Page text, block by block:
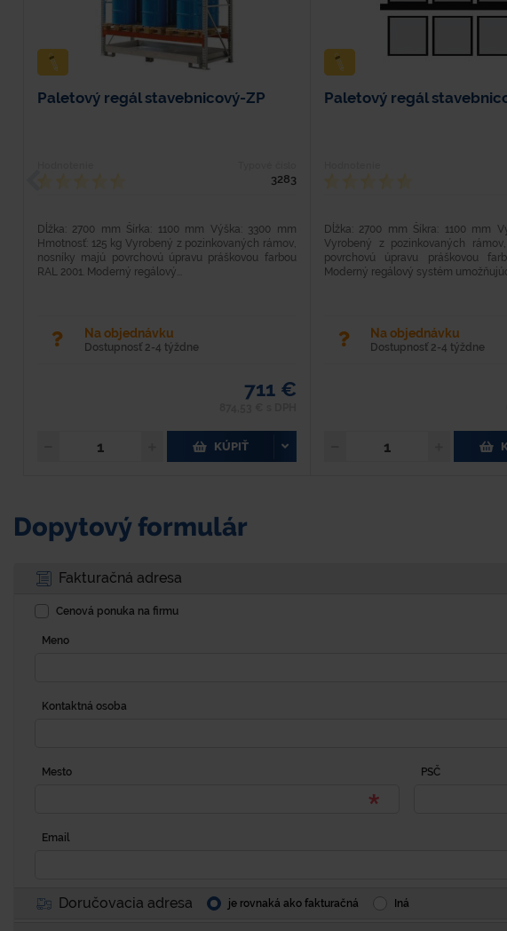
Paletový regál stavebnicový-ZP
3283
Dĺžka: 2700 mm Šírka: 1100 mm Výška: 3300 mm
Hmotnosť: 125 kg Vyrobený z pozinkovaných rámov,
nosníky majú povrchovú úpravu práškovou farbou
RAL 2001. Moderný regálový...
Na objednávku
Dostupnosť 2-4 týždne
711 €
KÚPIŤ
Paletový regál
Dĺžka: 2700 mm Šíkra: 1100 mm
Vyrobený z pozinkovaných
povrchovú úpravu práškovou
Moderný regálový systém
Na objednávku
Dostupnosť 2-4 týždne
Dopytový formulár
Fakturačná adresa
Cenová ponuka na firmu
Meno
Kontaktná osoba
Mesto PSČ
Email
Doručovacia adresa je rovnaká ako fakturačná Iná